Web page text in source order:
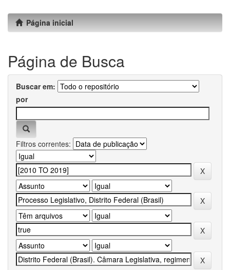
Página inicial
Página de Busca
Buscar em:
por
Filtros correntes: